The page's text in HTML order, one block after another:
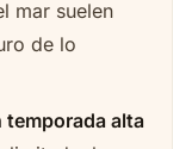
mar suelen
de lo
temporada alta